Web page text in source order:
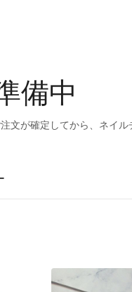
備中
文が確定してから、ネイル